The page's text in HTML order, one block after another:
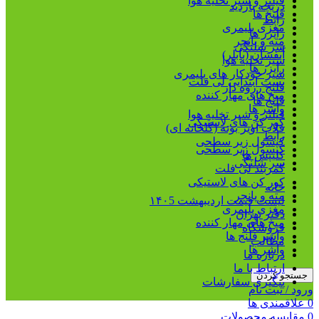
دریچه بازدید
رابط
رایزر ها
سر شلنگی
شیر تخلیه هوا
شیر خودکار های پلیمری
فلنج رزوه دار
فلنج ها
فیلتر و شیر تخلیه هوا
قلاب آویز بوته (گلخانه ای)
کپسول زیر سطحی
کلیپس ها
کمربند لی فلت
کور کن های لاستیکی
مته و پانچر
مغزی پلیمری
میخ های مهار کننده
واشر فلنج ها
واشر ها
جستجو کردن
ورود / ثبت نام
0 علاقمندی ها
0 مقایسه محصولات
فلنج ها
مغزی پلیمری
مته و پانچر
آبفشان (بابلر)
رایزر ها
بست ابتدایی لی فلت
میخ های مهار کننده
واشر ها
کور کن های لاستیکی
رابط
کپسول زیر سطحی
سر شلنگی
خانه
لیست قیمت اردیبهشت ۱۴۰5
دفتر تهران
فروشگاه
مطالب
درباره ما
ارتباط با ما
پیگیری سفارشات